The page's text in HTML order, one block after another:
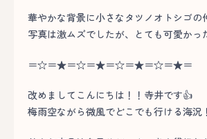
華やかな背景に小さなタツノオトシゴの
写真は激ムズでしたが、とても可愛かっ
＝☆＝★＝☆＝★＝☆＝★＝☆＝★＝
改めましてこんにちは！！寺井です👍
梅雨空ながら微風でどこでも行ける海況